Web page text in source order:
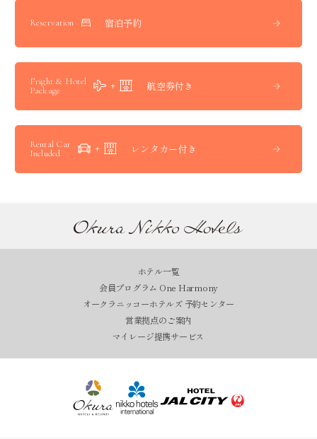
Reservation 宿泊予約
Fright & Hotel
Package
航空券付き
Rental Car
Included
レンタカー付き
ホテル一覧
会員プログラム One Harmony
オークラニッコーホテルズ 予約センター
営業拠点のご案内
マイレージ提携サービス